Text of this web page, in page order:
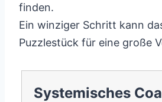
finden.
Ein winziger Schritt kann
Puzzlestück für eine große
Systemisches